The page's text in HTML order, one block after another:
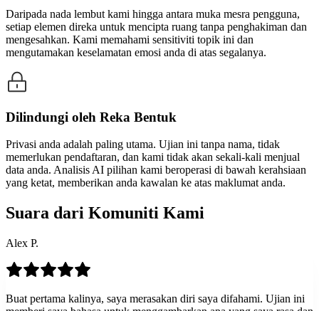
Daripada nada lembut kami hingga antara muka mesra pengguna,
setiap elemen direka untuk mencipta ruang tanpa penghakiman dan
mengesahkan. Kami memahami sensitiviti topik ini dan
mengutamakan keselamatan emosi anda di atas segalanya.
Dilindungi oleh Reka Bentuk
Privasi anda adalah paling utama. Ujian ini tanpa nama, tidak
memerlukan pendaftaran, dan kami tidak akan sekali-kali menjual
data anda. Analisis AI pilihan kami beroperasi di bawah kerahsiaan
yang ketat, memberikan anda kawalan ke atas maklumat anda.
Suara dari Komuniti Kami
Alex P.
Buat pertama kalinya, saya merasakan diri saya difahami. Ujian ini